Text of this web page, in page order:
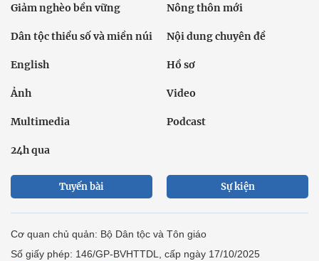
Giảm nghèo bền vững Nông thôn mới
Dân tộc thiểu số và miền núi Nội dung chuyên đề
English Hồ sơ
Ảnh Video
Multimedia Podcast
24h qua
Tuyến bài Sự kiện
Cơ quan chủ quản: Bộ Dân tộc và Tôn giáo
Số giấy phép: 146/GP-BVHTTDL, cấp ngày 17/10/2025